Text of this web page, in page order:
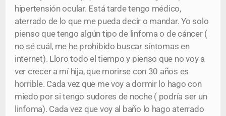
hipertensión ocular. Está tarde tengo médico,
aterrado de lo que me pueda decir o mandar. Yo solo
pienso que tengo algún tipo de linfoma o de cáncer (
no sé cuál, me he prohibido buscar síntomas en
internet). Lloro todo el tiempo y pienso que no voy a
ver crecer a mí hija, que morirse con 30 años es
horrible. Cada vez que me voy a dormir lo hago con
miedo por si tengo sudores de noche ( podría ser un
linfoma). Cada vez que voy al baño lo hago aterrado